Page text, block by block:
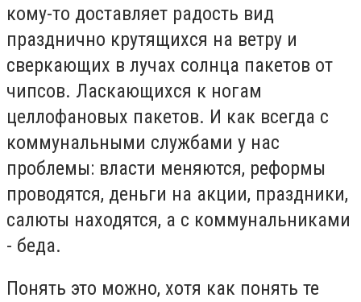
кому-то доставляет радость вид
празднично крутящихся на ветру и
сверкающих в лучах солнца пакетов от
чипсов. Ласкающихся к ногам
целлофановых пакетов. И как всегда с
коммунальными службами у нас
проблемы: власти меняются, реформы
проводятся, деньги на акции, праздники,
салюты находятся, а с коммунальниками
- беда.
Понять это можно, хотя как понять те